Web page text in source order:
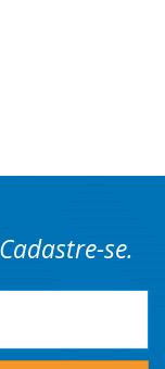
se.